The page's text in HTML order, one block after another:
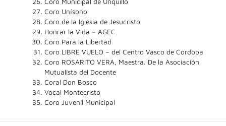
Coro Unísono
Coro de la Iglesia de Jesucristo
Honrar la Vida – AGEC
Coro Para la Libertad
Coro LIBRE VUELO – del Centro Vasco de Córdoba
Coro ROSARITO VERA, Maestra. De la Asociación
Mutualista del Docente
Coral Don Bosco
Vocal Montecristo
Coro Juvenil Municipal